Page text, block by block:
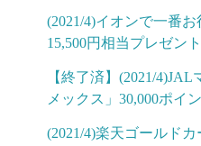
(2021/4)イオンで一番
15,500円相当プレゼント
【終了済】(2021/
メックス」30,000ポイ
(2021/4)楽天ゴールド